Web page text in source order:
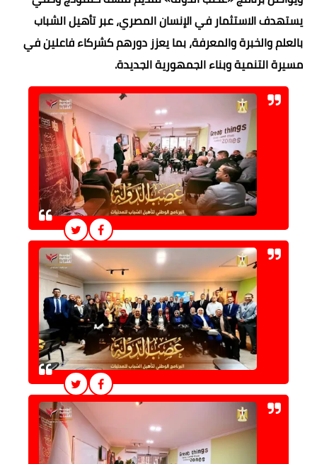
يستهدف الاستثمار في الإنسان المصري، عبر تأهيل الشباب
بالعلم والخبرة والمعرفة، بما يعزز دورهم كشركاء فاعلين في
مسيرة التنمية وبناء الجمهورية الجديدة.